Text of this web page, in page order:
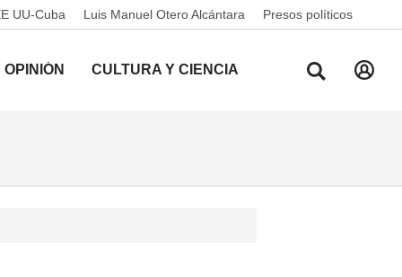
UU-Cuba Luis Manuel Otero Alcántara Presos políticos
OPINIÓN CULTURA Y CIENCIA